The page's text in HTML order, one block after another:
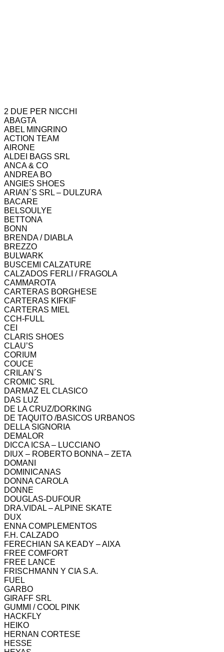
2 DUE PER NICCHI
ABAGTA
ABEL MINGRINO
ACTION TEAM
AIRONE
ALDEI BAGS SRL
ANCA & CO
ANDREA BO
ANGIES SHOES
ARIAN´S SRL – DULZURA
BACARE
BELSOULYE
BETTONA
BONN
BRENDA / DIABLA
BREZZO
BULWARK
BUSCEMI CALZATURE
CALZADOS FERLI / FRAGOLA
CAMMAROTA
CARTERAS BORGHESE
CARTERAS KIFKIF
CARTERAS MIEL
CCH-FULL
CEI
CLARIS SHOES
CLAU’S
CORIUM
COUCE
CRILAN´S
CROMIC SRL
DARMAZ EL CLASICO
DAS LUZ
DE LA CRUZ/DORKING
DE TAQUITO /BASICOS URBANOS
DELLA SIGNORIA
DEMALOR
DICCA ICSA – LUCCIANO
DIUX – ROBERTO BONNA – ZETA
DOMANI
DOMINICANAS
DONNA CAROLA
DONNE
DOUGLAS-DUFOUR
DRA.VIDAL – ALPINE SKATE
DUX
ENNA COMPLEMENTOS
F.H. CALZADO
FERECHIAN SA KEADY – AIXA
FREE COMFORT
FREE LANCE
FRISCHMANN Y CIA S.A.
FUEL
GARBO
GIRAFF SRL
GUMMI / COOL PINK
HACKFLY
HEIKO
HERNAN CORTESE
HESSE